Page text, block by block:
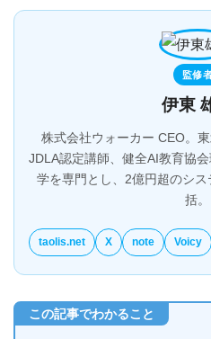
監修
伊東
株式会社ウォーカー CEO。
JDLA認定講師、健全AI教育協
学を専門とし、2億円超のシ
括。
taolis.net X note Voicy